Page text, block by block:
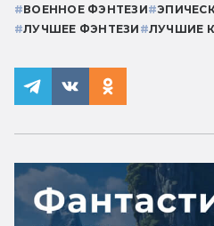
#ВОЕННОЕ ФЭНТЕЗИ#
#ЛУЧШЕЕ ФЭНТЕЗИ #ЛУЧШИЕ